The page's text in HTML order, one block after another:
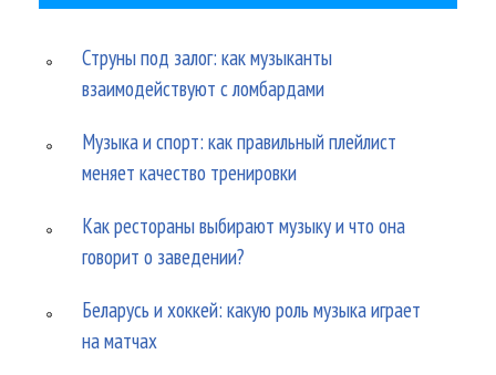
Струны под залог: как музыканты
взаимодействуют с ломбардами
Музыка и спорт: как правильный плейлист
меняет качество тренировки
Как рестораны выбирают музыку и что она
говорит о заведении?
Беларусь и хоккей: какую роль музыка играет
на матчах